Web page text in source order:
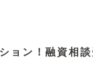
ョン！融資相